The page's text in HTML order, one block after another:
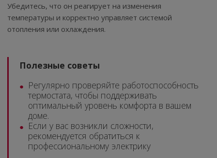
Убедитесь, что он реагирует на изменения
температуры и корректно управляет системой
отопления или охлаждения.
Полезные советы
Регулярно проверяйте работоспособность
термостата, чтобы поддерживать
оптимальный уровень комфорта в вашем
доме.
Если у вас возникли сложности,
рекомендуется обратиться к
профессиональному электрику